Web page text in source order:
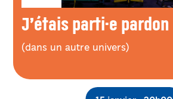
J’étais parti·e pardon
(dans un autre univers)